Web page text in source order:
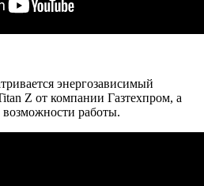
энергозависимый
Z от компании Газтехпром, а
работы.